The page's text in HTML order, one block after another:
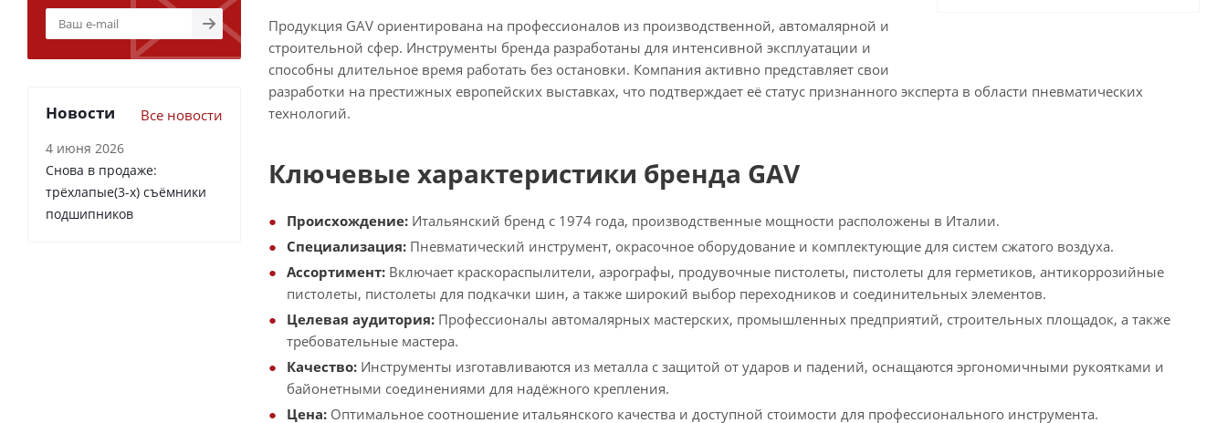
Продукция GAV ориентирована на профессионалов из производственной, автомалярной и
строительной сфер. Инструменты бренда разработаны для интенсивной эксплуатации и
способны длительное время работать без остановки. Компания активно представляет свои
разработки на престижных европейских выставках, что подтверждает её статус признанного эксперта в области пневматических
технологий.
Ключевые характеристики бренда GAV
Происхождение: Итальянский бренд с 1974 года, производственные мощности расположены в Италии.
Специализация: Пневматический инструмент, окрасочное оборудование и комплектующие для систем сжатого воздуха.
Ассортимент: Включает краскораспылители, аэрографы, продувочные пистолеты, пистолеты для герметиков, антикоррозийные
пистолеты, пистолеты для подкачки шин, а также широкий выбор переходников и соединительных элементов.
Целевая аудитория: Профессионалы автомалярных мастерских, промышленных предприятий, строительных площадок, а также
требовательные мастера.
Качество: Инструменты изготавливаются из металла с защитой от ударов и падений, оснащаются эргономичными рукоятками и
байонетными соединениями для надёжного крепления.
Цена: Оптимальное соотношение итальянского качества и доступной стоимости для профессионального инструмента.
Новости Все новости
4 июня 2026
Снова в продаже:
трёхлапые(3-х) съёмники
подшипников